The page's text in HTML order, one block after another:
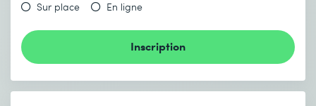
Sur place En ligne
Inscription